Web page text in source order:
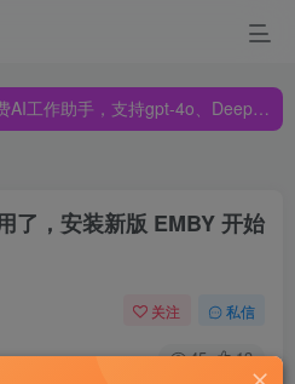
，支持gpt-4o、DeepSeek、Claude🔥🔥🔥🔥
了，安装新版 EMBY 开始
关注 私信
45 13